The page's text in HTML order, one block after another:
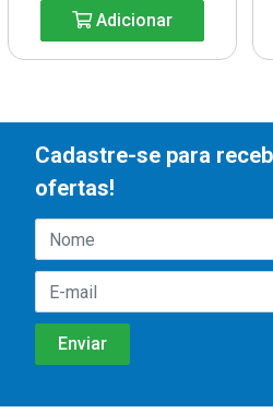
Adicionar
Cadastre-se para
ofertas!